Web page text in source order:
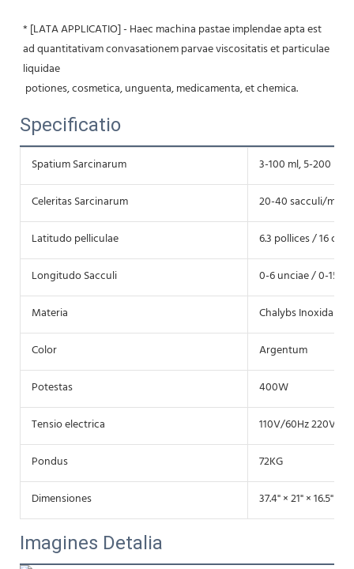
* [LATA APPLICATIO] - Haec machina pastae implendae apta est
ad quantitativam convasationem parvae viscositatis et particulae
liquidae
potiones, cosmetica, unguenta, medicamenta, et chemica.
Specificatio
Spatium Sarcinarum 3-100 ml, 5-200 ml,
Celeritas Sarcinarum 20-40 sacculi/min
Latitudo pelliculae 6.3 pollices / 16 cm
Longitudo Sacculi 0-6 unciae / 0-15
Materia Chalybs Inoxidabilis
Color Argentum
Potestas 400W
Tensio electrica 110V/60Hz 220V/
Pondus 72KG
Dimensiones 37.4" × 21" × 16.5"
Imagines Detalia